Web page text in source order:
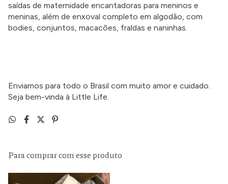
saídas de maternidade encantadoras para meninos e
meninas, além de enxoval completo em algodão, com
bodies, conjuntos, macacões, fraldas e naninhas.
Enviamos para todo o Brasil com muito amor e cuidado.
Seja bem-vinda à Little Life.
Para comprar com esse produto